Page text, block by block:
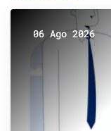
06 Ago 2026